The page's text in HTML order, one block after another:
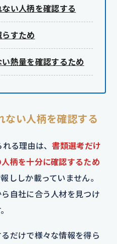
い人柄を確認する
すため
熱量を確認するため
い人柄を確認する
る理由は、 書類選考だけ
柄を十分に確認するため
ししか載っていません。
自社に合う人材を見つけ
だけで様々な情報を得ら